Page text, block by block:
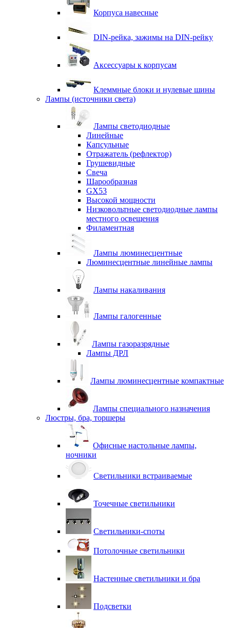
Корпуса навесные
DIN-рейка, зажимы на DIN-рейку
Аксессуары к корпусам
Клеммные блоки и нулевые шины
Лампы (источники света)
Лампы светодиодные
Линейные
Капсульные
Отражатель (рефлектор)
Грушевидные
Свеча
Шарообразная
GX53
Высокой мощности
Низковольтные светодиодные лампы
местного освещения
Филаментная
Лампы люминесцентные
Люминесцентные линейные лампы
Лампы накаливания
Лампы галогенные
Лампы газоразрядные
Лампы ДРЛ
Лампы люминесцентные компактные
Лампы специального назначения
Люстры, бра, торшеры
Офисные настольные лампы,
ночники
Светильники встраиваемые
Точечные светильники
Светильники-споты
Потолочные светильники
Настенные светильники и бра
Подсветки